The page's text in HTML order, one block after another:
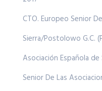
CTO. Europeo Senior
Sierra/Postolowo G.C.
Asociación Española
Senior De Las